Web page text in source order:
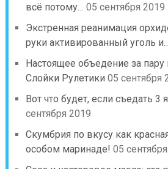
всё потому… 05 сентября 2019
Экстренная реанимация
руки активированный уголь
Настоящее объедение за
Слойки Рулетики 05 сентября
Вот что будет, если съедать 3
сентября 2019
Скумбрия по вкусу как
особом маринаде! 05